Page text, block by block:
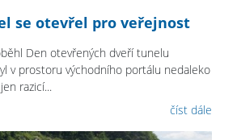
se otevřel pro veřejnost
Den otevřených dveří tunelu
v prostoru východního portálu nedaleko
razicí...
číst dále